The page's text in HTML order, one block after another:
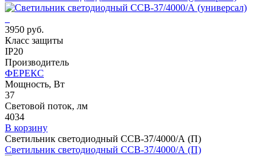
3950 руб.
Класс защиты
IP20
Производитель
ФЕРЕКС
Мощность, Вт
37
Световой поток, лм
4034
В корзину
Светильник светодиодный ССВ-37/4000/А (П)
Светильник светодиодный ССВ-37/4000/А (П)